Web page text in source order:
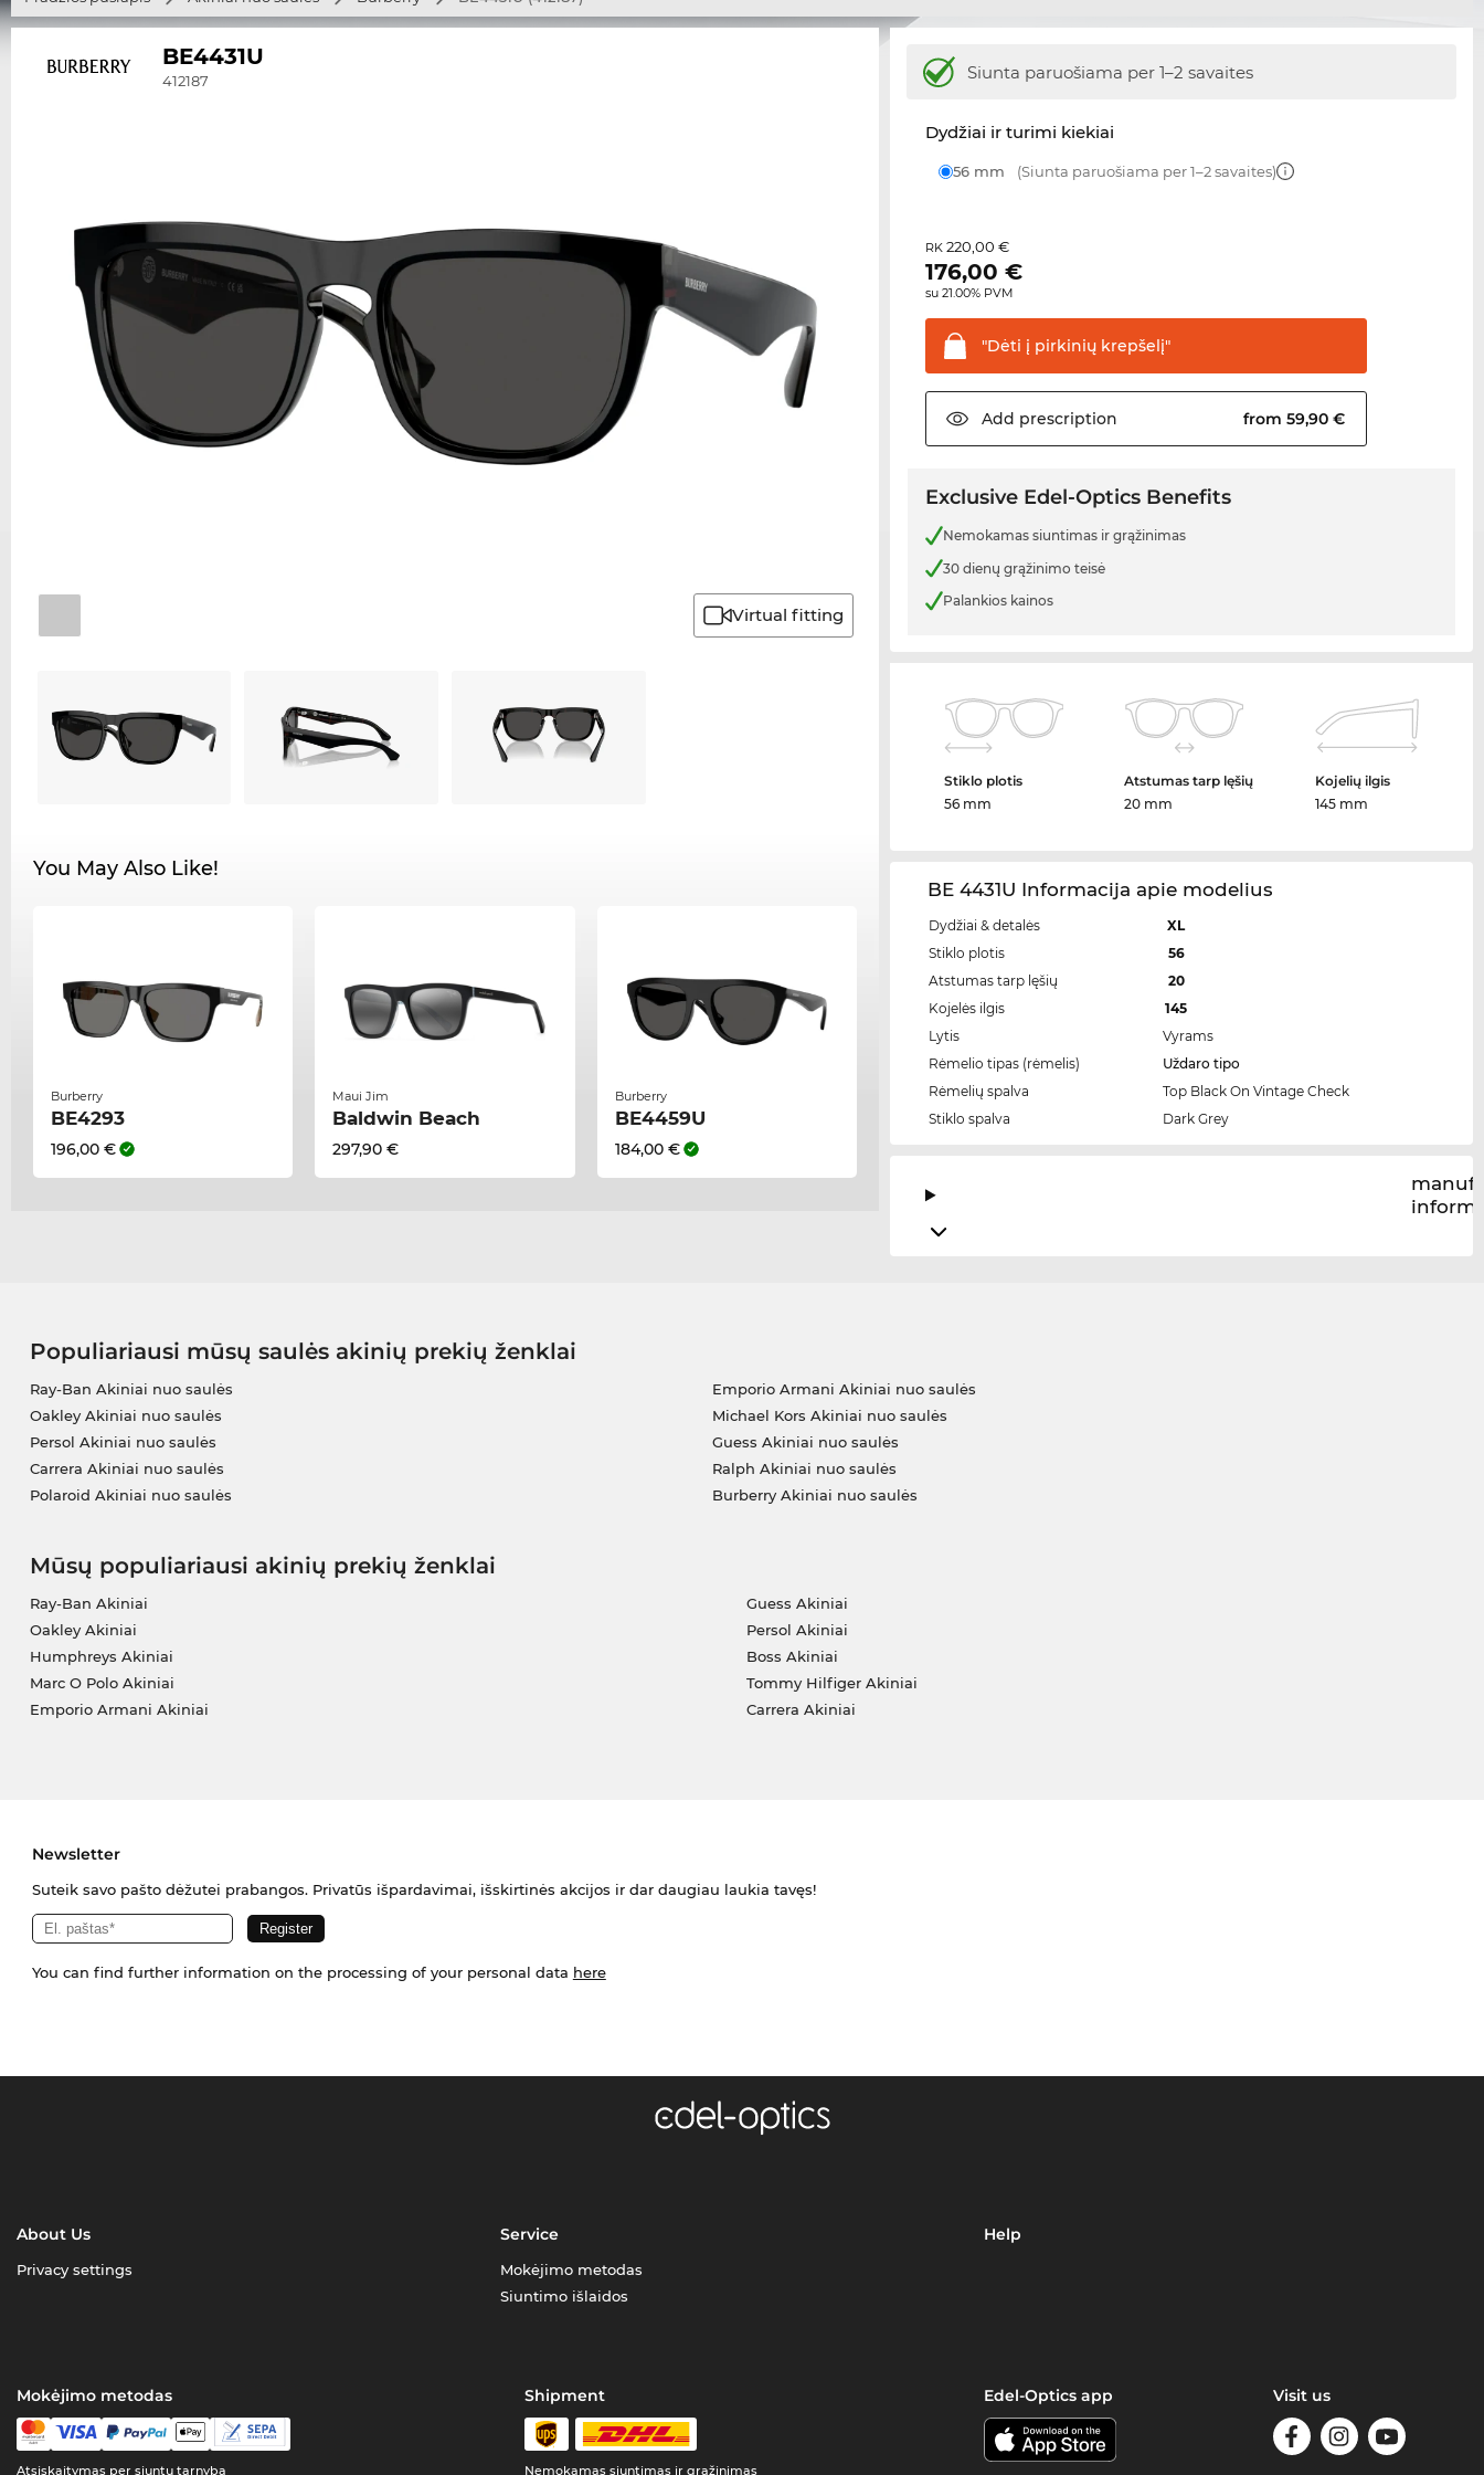
BE4431U
412187
Virtual fitting
You May Also Like!
Burberry
BE4293
196,00 €
Maui Jim
Baldwin Beach
297,90 €
Burberry
BE4459U
184,00 €
Siunta paruošiama per 1–2 savaites
Dydžiai ir turimi kiekiai
56 mm (Siunta paruošiama per 1–2 savaites)
RK220,00 €
176,00 €
su 21.00% PVM
"Dėti į pirkinių krepšelį"
Add prescription from 59,90 €
Exclusive Edel-Optics Benefits
Nemokamas siuntimas ir grąžinimas
30 dienų grąžinimo teisė
Palankios kainos
Stiklo plotis
56 mm
Atstumas tarp lęšių
20 mm
Kojelių ilgis
145 mm
BE 4431U Informacija apie modelius
Dydžiai & detalės
XL
Stiklo plotis
56
Atstumas tarp lęšių
20
Kojelės ilgis
145
Lytis
Vyrams
Rėmelio tipas (rėmelis)
Uždaro tipo
Rėmelių spalva
Top Black On Vintage Check
Stiklo spalva
Dark Grey
Populiariausi mūsų saulės akinių prekių ženklai
Ray-Ban Akiniai nuo saulės
Oakley Akiniai nuo saulės
Persol Akiniai nuo saulės
Carrera Akiniai nuo saulės
Polaroid Akiniai nuo saulės
Emporio Armani Akiniai nuo saulės
Michael Kors Akiniai nuo saulės
Guess Akiniai nuo saulės
Ralph Akiniai nuo saulės
Burberry Akiniai nuo saulės
Mūsų populiariausi akinių prekių ženklai
Ray-Ban Akiniai
Oakley Akiniai
Humphreys Akiniai
Marc O Polo Akiniai
Emporio Armani Akiniai
Guess Akiniai
Persol Akiniai
Boss Akiniai
Tommy Hilfiger Akiniai
Carrera Akiniai
Newsletter
Suteik savo pašto dėžutei prabangos. Privatūs išpardavimai, išskirtinės akcijos ir dar daugiau laukia tavęs!
You can find further information on the processing of your personal data here
About Us
Privacy settings
Service
Mokėjimo metodas
Siuntimo išlaidos
Help
Mokėjimo metodas
Atsiskaitymas per siuntų tarnybą
Shipment
Nemokamas siuntimas ir grąžinimas
Edel-Optics app Visit us